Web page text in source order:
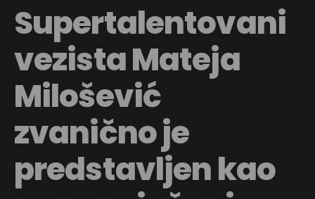
Supertalentovani
vezista Mateja
Milošević
zvanično je
predstavljen kao